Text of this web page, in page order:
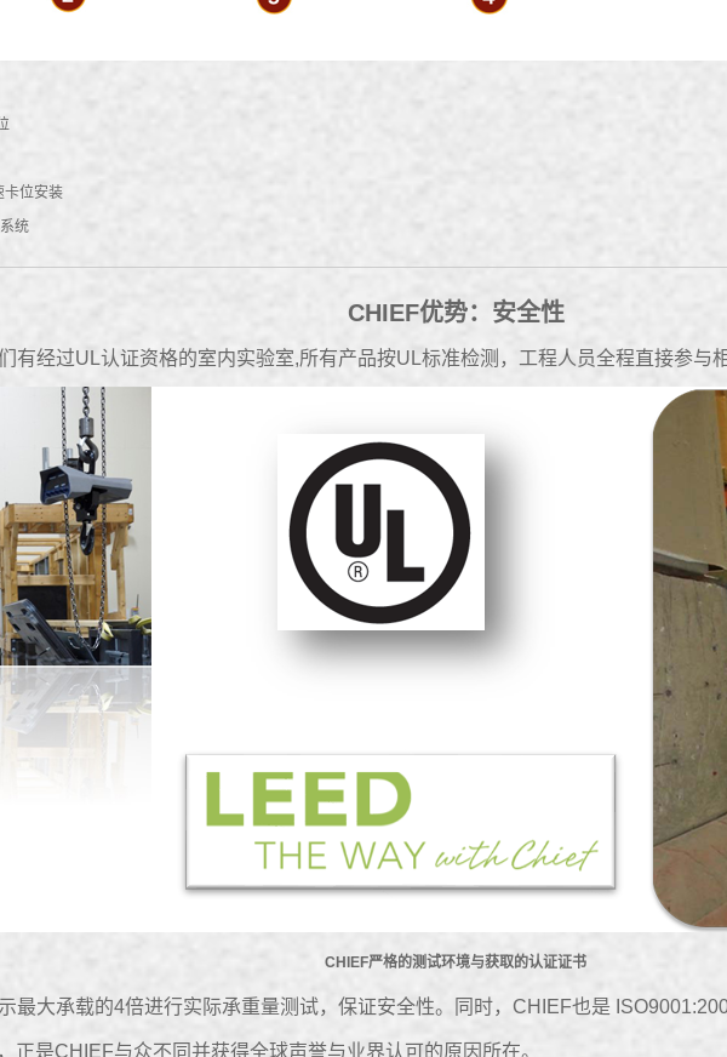
位安装
统
CHIEF优势：安全性
有经过UL认证资格的室内实验室,所有产品按UL标准检测，工程人员全程直接参与
CHIEF严格的测试环境与获取的认证证书
最大承载的4倍进行实际承重量测试，保证安全性。同时，CHIEF也是
正是CHIEF与众不同并获得全球声誉与业界认可的原因所在。